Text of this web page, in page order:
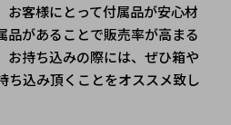
お客様にとって付属品が安心材
品があることで販売率が高まる
お持ち込みの際には、ぜひ箱や
ち込み頂くことをオススメ致し